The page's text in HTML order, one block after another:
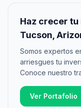
Haz crecer
Tucson,
Somos expertos
arriesgues tu
Conoce nuestro
Ver Portafolio